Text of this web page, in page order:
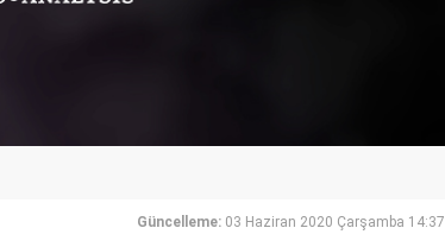
Güncelleme: 03 Haziran 2020 Çarşamba 14:37